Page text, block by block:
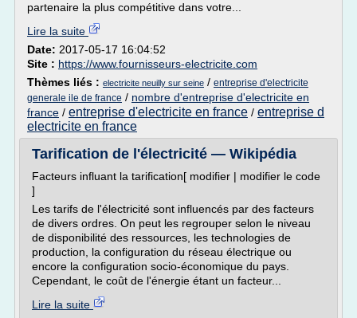
partenaire la plus compétitive dans votre...
Lire la suite
Date: 2017-05-17 16:04:52
Site : https://www.fournisseurs-electricite.com
Thèmes liés : electricite neuilly sur seine / entreprise d'electricite
generale ile de france / nombre d'entreprise d'electricite en
france / entreprise d'electricite en france / entreprise d
electricite en france
Tarification de l'électricité — Wikipédia
Facteurs influant la tarification[ modifier | modifier le code
]
Les tarifs de l'électricité sont influencés par des facteurs
de divers ordres. On peut les regrouper selon le niveau
de disponibilité des ressources, les technologies de
production, la configuration du réseau électrique ou
encore la configuration socio-économique du pays.
Cependant, le coût de l'énergie étant un facteur...
Lire la suite